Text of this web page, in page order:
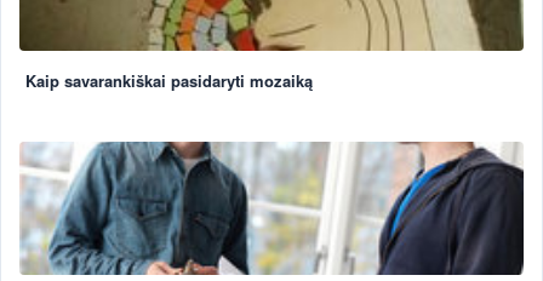
Kaip savarankiškai pasidaryti mozaiką